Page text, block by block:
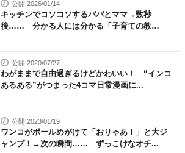
公開 2026/01/14
キッチンでコソコソするパパとママ→数秒
後…… 分かる人には分かる「子育ての教
公開 2020/07/27
わがままで自由過ぎるけどかわいい！ “インコ
あるある”がつまった4コマ日常漫画に...
公開 2023/01/19
ワンコがボールめがけて「おりゃあ！」と大ジ
ャンプ！→次の瞬間…… ずっこけなオチ...